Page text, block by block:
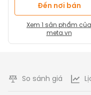
Đến nơi bán
Xem 1 sản phẩm của
meta.vn
So sánh giá